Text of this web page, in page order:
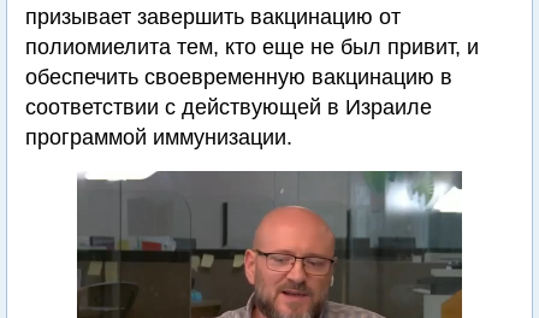
призывает завершить вакцинацию от
полиомиелита тем, кто еще не был привит, и
обеспечить своевременную вакцинацию в
соответствии с действующей в Израиле
программой иммунизации.